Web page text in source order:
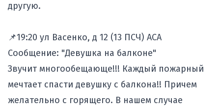
другую.
📌19:20 ул Васенко, д 12 (13 ПСЧ) АСА
Сообщение: "Девушка на балконе"
Звучит многообещающе!!! Каждый пожарный
мечтает спасти девушку с балкона!! Причем
желательно с горящего. В нашем случае